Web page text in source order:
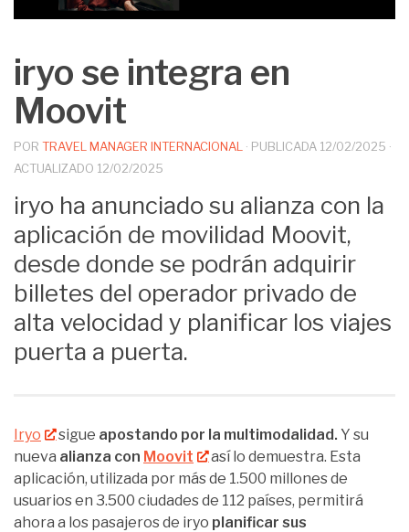
iryo se integra en
Moovit
POR TRAVEL MANAGER INTERNACIONAL · PUBLICADA 12/02/2025 ·
ACTUALIZADO 12/02/2025
iryo ha anunciado su alianza con la
aplicación de movilidad Moovit,
desde donde se podrán adquirir
billetes del operador privado de
alta velocidad y planificar los viajes
puerta a puerta.
Iryo sigue apostando por la multimodalidad. Y su
nueva alianza con Moovit
así lo demuestra. Esta
aplicación, utilizada por más de 1.500 millones de
usuarios en 3.500 ciudades de 112 países, permitirá
ahora a los pasajeros de iryo planificar sus